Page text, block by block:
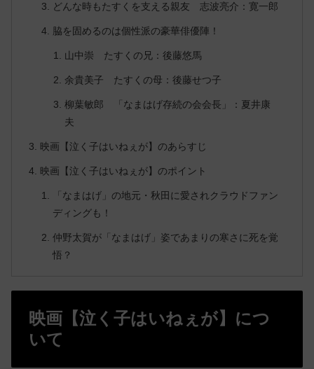
どんな時もたすくを支える親友 志波亮介：寛一郎
脇を固めるのは個性派の豪華俳優陣！
山中崇 たすくの兄：後藤悠馬
余貴美子 たすくの母：後藤せつ子
柳葉敏郎 「なまはげ存続の会会長」：夏井康
夫
映画【泣く子はいねぇが】のあらすじ
映画【泣く子はいねぇが】のポイント
「なまはげ」の地元・秋田に愛されクラウドファン
ディングも！
仲野太賀が「なまはげ」姿であまりの寒さに死を覚
悟？
映画【泣く子はいねぇが】につ
いて